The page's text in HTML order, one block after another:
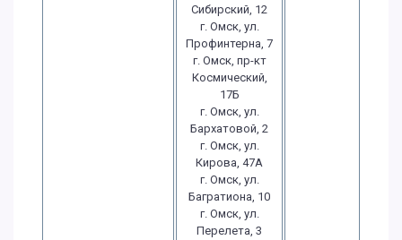
Сибирский, 12
г. Омск, ул.
Профинтерна, 7
г. Омск, пр-кт
Космический,
17Б
г. Омск, ул.
Бархатовой, 2
г. Омск, ул.
Кирова, 47А
г. Омск, ул.
Багратиона, 10
г. Омск, ул.
Перелета, 3